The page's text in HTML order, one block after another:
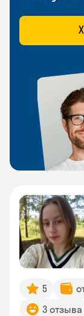
5
3 отзыва